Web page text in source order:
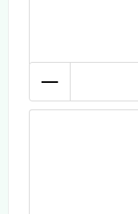
–